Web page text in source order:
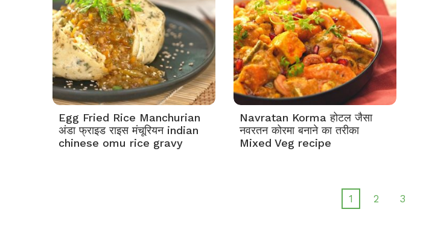
Egg Fried Rice Manchurian
अंडा फ्राइड राइस मंचूरियन indian
chinese omu rice gravy
Navratan Korma होटल जैसा
नवरतन कोरमा बनाने का तरीका
Mixed Veg recipe
1 2 3